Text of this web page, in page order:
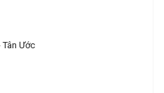
Tân Ước